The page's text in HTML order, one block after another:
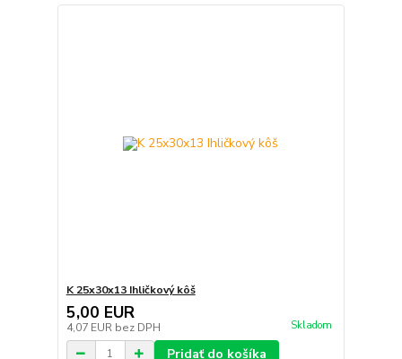
K 25x30x13 Ihličkový kôš
5,00 EUR
4,07 EUR bez DPH Skladom
Pridať do košíka